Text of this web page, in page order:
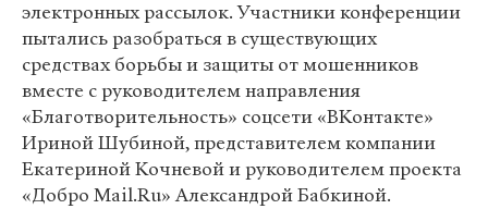
электронных рассылок. Участники конференции
пытались разобраться в существующих
средствах борьбы и защиты от мошенников
вместе с руководителем направления
«Благотворительность» соцсети «ВКонтакте»
Ириной Шубиной, представителем компании
Екатериной Кочневой и руководителем проекта
«Добро Mail.Ru» Александрой Бабкиной.